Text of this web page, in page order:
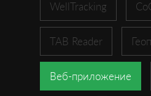
WellTracking
TAB Reader
Веб-приложение